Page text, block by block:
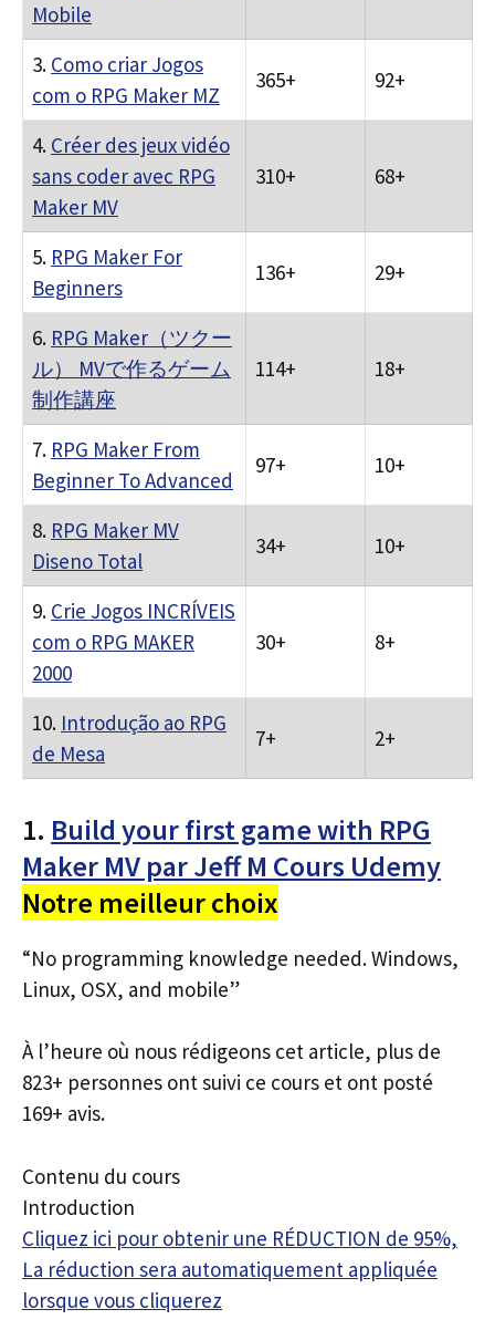
Mobile
3. Como criar Jogos
com o RPG Maker MZ
365+ 92+
4. Créer des jeux vidéo
sans coder avec RPG
Maker MV
310+ 68+
5. RPG Maker For
Beginners
136+ 29+
6. RPG Maker（ツクー
ル） MVで作るゲーム
制作講座
114+ 18+
7. RPG Maker From
Beginner To Advanced
97+ 10+
8. RPG Maker MV
Diseno Total
34+ 10+
9. Crie Jogos INCRÍVEIS
com o RPG MAKER
2000
30+ 8+
10. Introdução ao RPG
de Mesa
7+ 2+
1. Build your first game with RPG
Maker MV par Jeff M Cours Udemy
Notre meilleur choix
“No programming knowledge needed. Windows,
Linux, OSX, and mobile”
À l’heure où nous rédigeons cet article, plus de
823+ personnes ont suivi ce cours et ont posté
169+ avis.
Contenu du cours
Introduction
Cliquez ici pour obtenir une RÉDUCTION de 95%,
La réduction sera automatiquement appliquée
lorsque vous cliquerez